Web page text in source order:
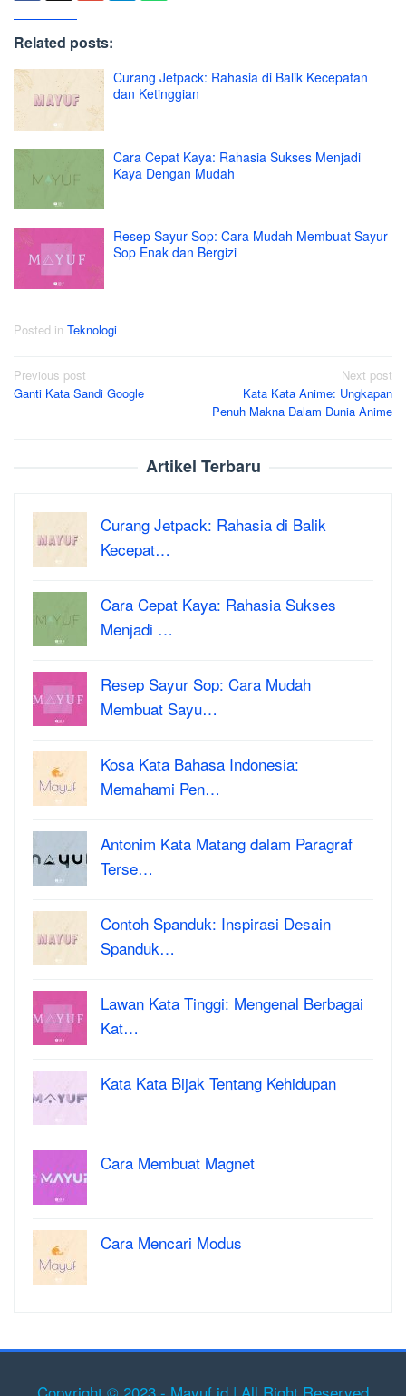
Related posts:
Curang Jetpack: Rahasia di Balik Kecepatan
dan Ketinggian
Cara Cepat Kaya: Rahasia Sukses Menjadi
Kaya Dengan Mudah
Resep Sayur Sop: Cara Mudah Membuat Sayur
Sop Enak dan Bergizi
Posted in Teknologi
Post
navigation
Previous post
Ganti Kata Sandi Google
Next post
Kata Kata Anime: Ungkapan
Penuh Makna Dalam Dunia Anime
Artikel Terbaru
Curang Jetpack: Rahasia di Balik
Kecepat…
Cara Cepat Kaya: Rahasia Sukses
Menjadi …
Resep Sayur Sop: Cara Mudah
Membuat Sayu…
Kosa Kata Bahasa Indonesia:
Memahami Pen…
Antonim Kata Matang dalam Paragraf
Terse…
Contoh Spanduk: Inspirasi Desain
Spanduk…
Lawan Kata Tinggi: Mengenal Berbagai
Kat…
Kata Kata Bijak Tentang Kehidupan
Cara Membuat Magnet
Cara Mencari Modus